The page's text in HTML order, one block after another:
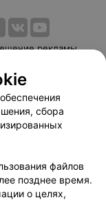
рекламы
оплаты
сбора
файлов
позднее время.
о целях,